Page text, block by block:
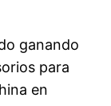
ganando
para
en